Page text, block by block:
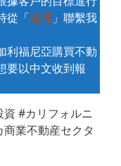
從「這裡 」聯繫我
利福尼亞購買不動
要以中文收到報
#カリフォルニ
業不動産セクタ